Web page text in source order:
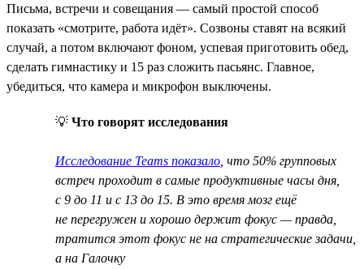
Письма, встречи и совещания — самый простой способ
показать «смотрите, работа идёт». Созвоны ставят на всякий
случай, а потом включают фоном, успевая приготовить обед,
сделать гимнастику и 15 раз сложить пасьянс. Главное,
убедиться, что камера и микрофон выключены.
💡 Что говорят исследования
Исследование Teams показало , что 50% групповых
встреч проходит в самые продуктивные часы дня,
с 9 до 11 и с 13 до 15. В это время мозг ещё
не перегружен и хорошо держит фокус — правда,
тратится этот фокус не на стратегические задачи,
а на Галочку